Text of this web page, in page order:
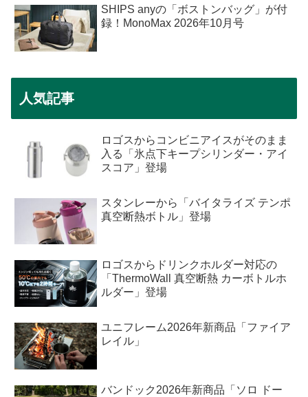
SHIPS anyの「ボストンバッグ」が付
録！MonoMax 2026年10月号
人気記事
ロゴスからコンビニアイスがそのまま
入る「氷点下キープシリンダー・アイ
スコア」登場
スタンレーから「バイタライズ テンポ
真空断熱ボトル」登場
ロゴスからドリンクホルダー対応の
「ThermoWall 真空断熱 カーボトルホ
ルダー」登場
ユニフレーム2026年新商品「ファイア
レイル」
バンドック2026年新商品「ソロ ドー